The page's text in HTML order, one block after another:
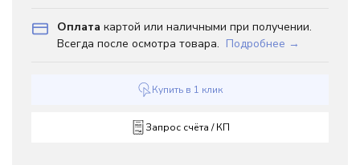
Оплата картой или наличными при получении.
Всегда после осмотра товара. Подробнее →
Купить в 1 клик
Запрос счёта / КП